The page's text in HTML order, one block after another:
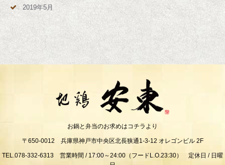
2019年5月
お鍋と弁当のお求めはコチラより
〒650-0012 兵庫県神戸市中央区北長狭通1-3-12 オレゴンビル 2F
TEL.078-332-6313 営業時間 / 17:00～24:00（フードL.O.23:30） 定休日 / 日曜